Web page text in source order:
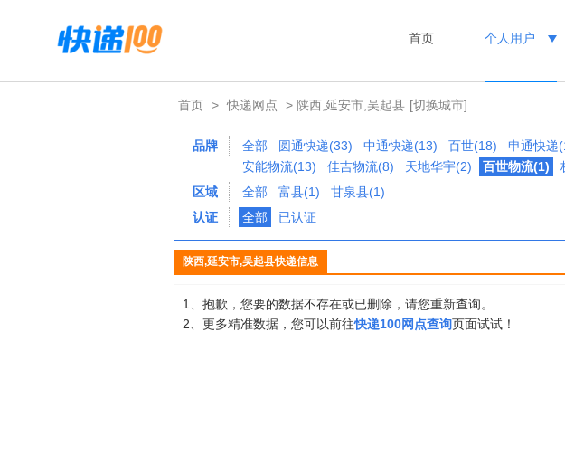
首页 个人用户
首页 > 快递网点 > 陕西,延安市,吴起县 [切换城市]
品牌 全部 圆通快递(33) 中通快递(13) 百世(18) 申通快递
安能物流(13)
佳吉物流(8) 天地华宇(2) 百世物流(1)
区域
全部 富县(1)
甘泉县(1)
认证
全部 已认证
陕西,延安市,吴起县快递信息
1、抱歉，您要的数据不存在或已删除，请您重新查询。
2、更多精准数据，您可以前往快递100网点查询页面试试！